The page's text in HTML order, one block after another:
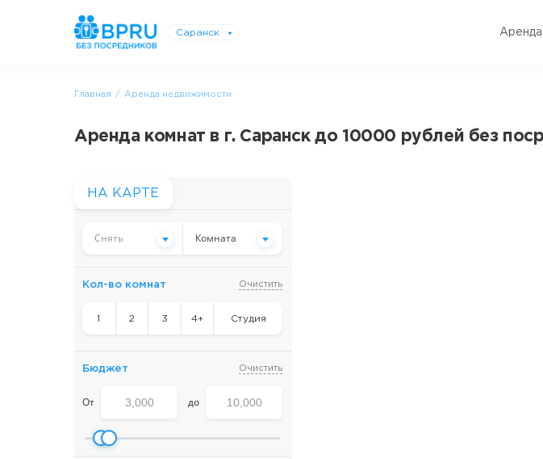
Саранск Аренда
Главная Аренда недвижимости
Аренда комнат в г. Саранск до 10000 рублей без
Снять Комната
Кол-во комнат Очистить
1 2 3 4+ Студия
Бюджет Очистить
От до
НА КАРТЕ